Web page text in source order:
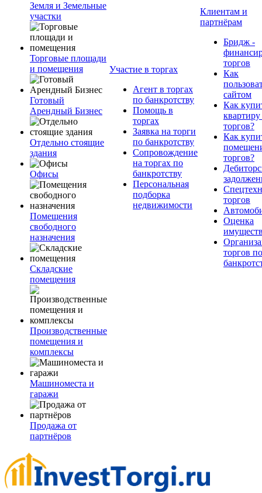
Земля и Земельные
участки
Торговые площади
и помещения
Готовый
Арендный Бизнес
Отдельно стоящие
здания
Офисы
Помещения
свободного
назначения
Складские
помещения
Производственные
помещения и
комплексы
Машиноместа и
гаражи
Продажа от
партнёров
Участие в торгах
Агент в торгах
по банкротству
Помощь в
торгах
Заявка на торги
по банкротству
Сопровождение
на торгах по
банкротству
Персональная
подборка
недвижимости
Клиентам и
партнёрам
Бридж -
торгов
Как
сайтом
Как
квартиру
торгов?
Как
торгов?
торгов
Оценка
торгов по